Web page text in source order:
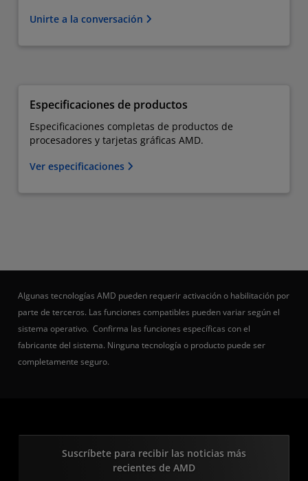
Unirte a la conversación
Especificaciones de productos
Especificaciones completas de productos de
procesadores y tarjetas gráficas AMD.
Ver especificaciones
Algunas tecnologías AMD pueden requerir activación o habilitación por
parte de terceros. Las funciones compatibles pueden variar según el
sistema operativo. Confirma las funciones específicas con el
fabricante del sistema. Ninguna tecnología o producto puede ser
completamente seguro.
Suscríbete para recibir las noticias más
recientes de AMD